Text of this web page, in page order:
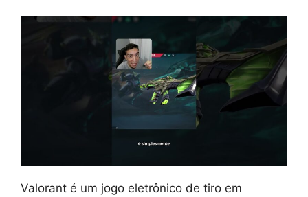
Valorant é um jogo eletrônico de tiro em